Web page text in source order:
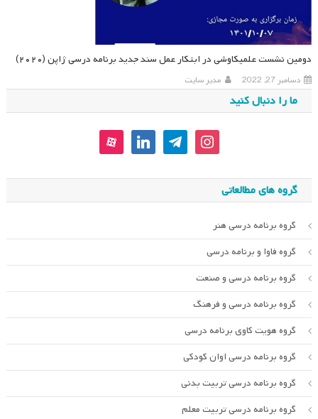
دومین نشست علمیکاوشی در ابتکار عمل سند جدید برنامه درسی ژاپن (۲۰۲۰)
دسامبر 27, 2022 مدیر سایت
ما را دنبال کنید
instagram
telegram
linkedin
aparat
گروه های مطالعاتی
گروه برنامه درسی هنر
گروه فاوا و برنامه درسی
گروه برنامه درسی و صنعت
گروه برنامه درسی و فرهنگ
گروه هویت کاوی برنامه درسی
گروه برنامه درسی اوان کودکی
گروه برنامه درسی تربیت بدنی
گروه برنامه درسی تربیت معلم